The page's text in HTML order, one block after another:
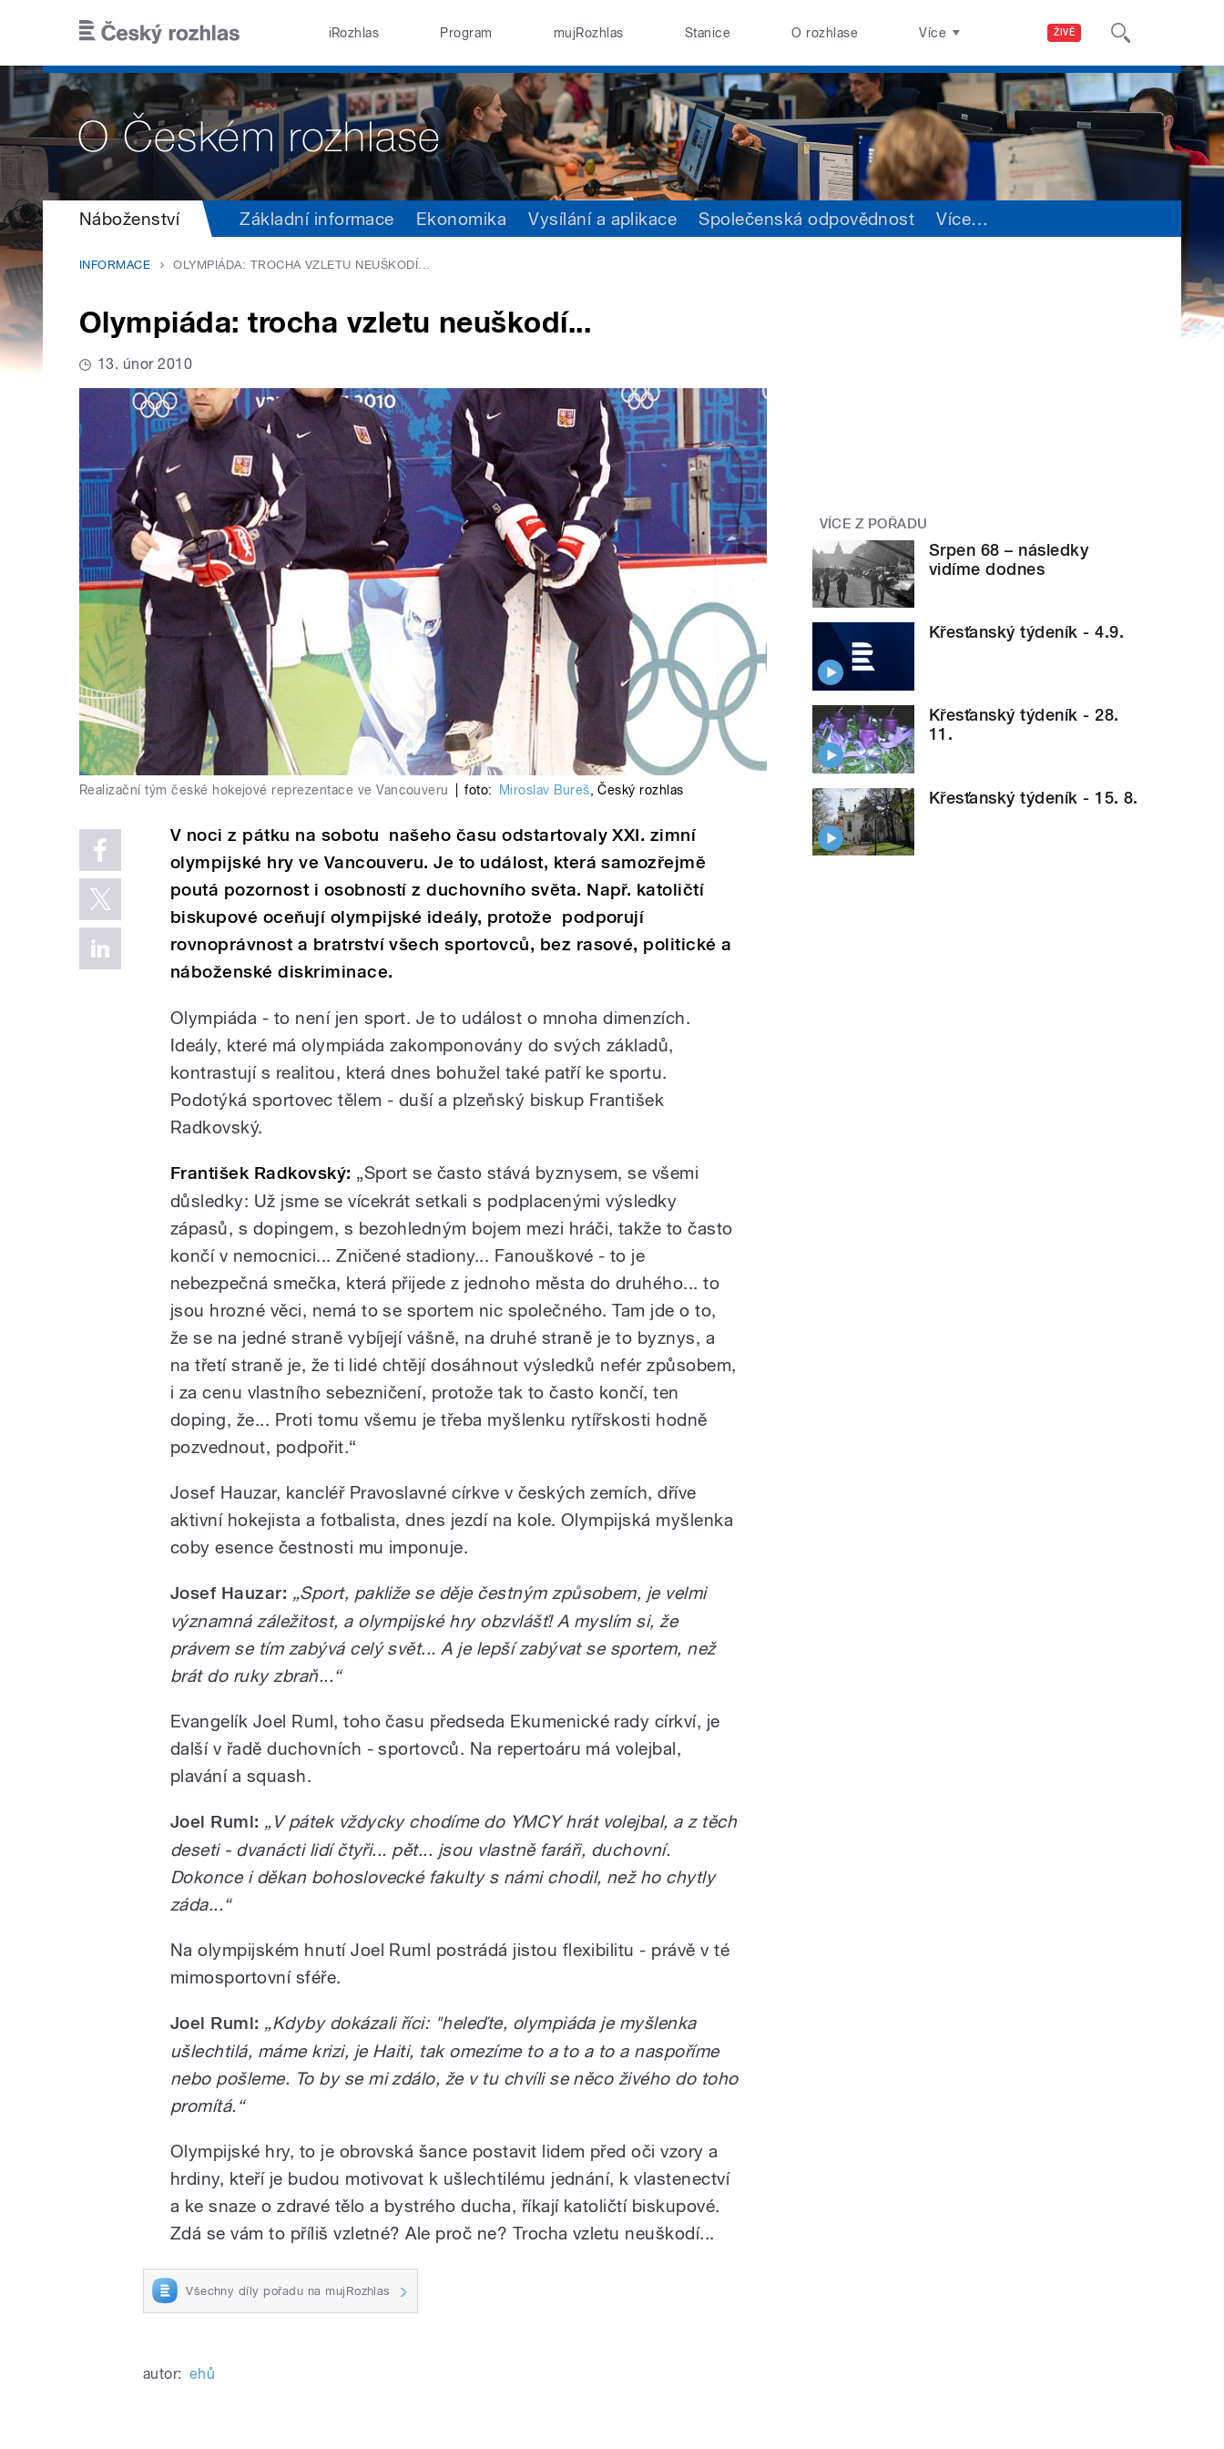
ŽIVĚ
iRozhlas Program mujRozhlas Stanice O rozhlase Více
Náboženství Základní informace Ekonomika Vysílání a aplikace Společenská odpovědnost Více…
INFORMACE OLYMPIÁDA: TROCHA VZLETU NEUŠKODÍ...
Olympiáda: trocha vzletu neuškodí...
13. únor 2010
Realizační tým české hokejové reprezentace ve Vancouveru foto: Miroslav Bureš,Český rozhlas
V noci z pátku na sobotu našeho času odstartovaly XXI. zimní
olympijské hry ve Vancouveru. Je to událost, která samozřejmě
poutá pozornost i osobností z duchovního světa. Např. katoličtí
biskupové oceňují olympijské ideály, protože podporují
rovnoprávnost a bratrství všech sportovců, bez rasové, politické a
náboženské diskriminace.
Olympiáda - to není jen sport. Je to událost o mnoha dimenzích.
Ideály, které má olympiáda zakomponovány do svých základů,
kontrastují s realitou, která dnes bohužel také patří ke sportu.
Podotýká sportovec tělem - duší a plzeňský biskup František
Radkovský.
František Radkovský: „Sport se často stává byznysem, se všemi
důsledky: Už jsme se vícekrát setkali s podplacenými výsledky
zápasů, s dopingem, s bezohledným bojem mezi hráči, takže to často
končí v nemocnici... Zničené stadiony... Fanouškové - to je
nebezpečná smečka, která přijede z jednoho města do druhého... to
jsou hrozné věci, nemá to se sportem nic společného. Tam jde o to,
že se na jedné straně vybíjejí vášně, na druhé straně je to byznys, a
na třetí straně je, že ti lidé chtějí dosáhnout výsledků nefér způsobem,
i za cenu vlastního sebezničení, protože tak to často končí, ten
doping, že... Proti tomu všemu je třeba myšlenku rytířskosti hodně
pozvednout, podpořit.“
Josef Hauzar, kancléř Pravoslavné církve v českých zemích, dříve
aktivní hokejista a fotbalista, dnes jezdí na kole. Olympijská myšlenka
coby esence čestnosti mu imponuje.
Josef Hauzar: „Sport, pakliže se děje čestným způsobem, je velmi
významná záležitost, a olympijské hry obzvlášť! A myslím si, že
právem se tím zabývá celý svět... A je lepší zabývat se sportem, než
brát do ruky zbraň...“
Evangelík Joel Ruml, toho času předseda Ekumenické rady církví, je
další v řadě duchovních - sportovců. Na repertoáru má volejbal,
plavání a squash.
Joel Ruml: „V pátek vždycky chodíme do YMCY hrát volejbal, a z těch
deseti - dvanácti lidí čtyři... pět... jsou vlastně faráři, duchovní.
Dokonce i děkan bohoslovecké fakulty s námi chodil, než ho chytly
záda...“
Na olympijském hnutí Joel Ruml postrádá jistou flexibilitu - právě v té
mimosportovní sféře.
Joel Ruml: „Kdyby dokázali říci: "heleďte, olympiáda je myšlenka
ušlechtilá, máme krizi, je Haiti, tak omezíme to a to a to a naspoříme
nebo pošleme. To by se mi zdálo, že v tu chvíli se něco živého do toho
promítá.“
Olympijské hry, to je obrovská šance postavit lidem před oči vzory a
hrdiny, kteří je budou motivovat k ušlechtilému jednání, k vlastenectví
a ke snaze o zdravé tělo a bystrého ducha, říkají katoličtí biskupové.
Zdá se vám to příliš vzletné? Ale proč ne? Trocha vzletu neuškodí...
Všechny díly pořadu na mujRozhlas
autor: ehů
VÍCE Z POŘADU
Srpen 68 – následky
vidíme dodnes
Křesťanský týdeník - 4.9.
Křesťanský týdeník - 28.
11.
Křesťanský týdeník - 15. 8.